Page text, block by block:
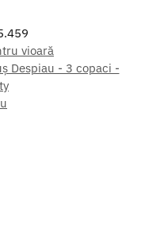
vioară
Despiau - 3 copaci -